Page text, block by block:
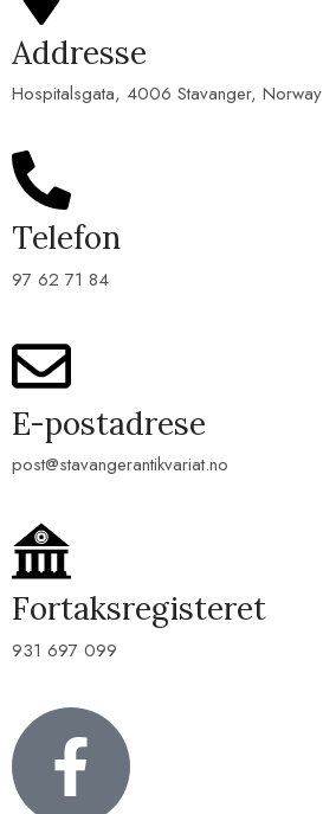
Addresse
Hospitalsgata, 4006 Stavanger, Norway
Telefon
97 62 71 84
E-postadrese
post@stavangerantikvariat.no
Fortaksregisteret
931 697 099